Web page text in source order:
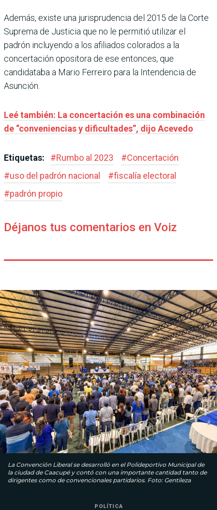
Además, existe una jurisprudencia del 2015 de la Corte
Suprema de Justicia que no le permitió utilizar el
padrón incluyendo a los afiliados colorados a la
concertación opositora de ese entonces, que
candidataba a Mario Ferreiro para la Intendencia de
Asunción.
Leé también: La concertación es una combinación
de “conveniencias y dificultades”, dijo Acevedo
Etiquetas: #Rumbo al 2023 #Concertación
#uso del padrón nacional #fiscalía electoral
#padrón propio
Déjanos tus comentarios en Voiz
La Convención Liberal se desarrolló en el Polideportivo Municipal de
la ciudad de Caacupé y contó con una importante cantidad tanto de
dirigentes como de convencionales partidarios. Foto: Gentileza
POLÍTICA